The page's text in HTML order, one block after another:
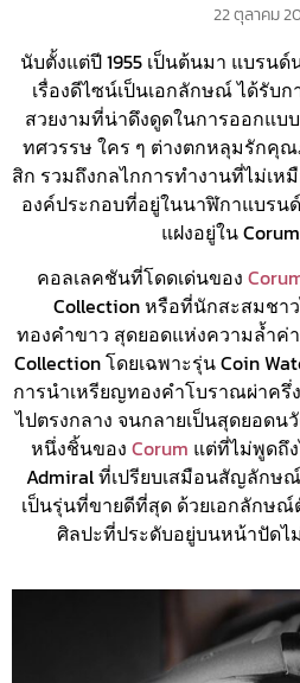
22 ตุลาคม
นับตั้งแต่ปี 1955 เป็นต้นมา แบร
เรื่องดีไซน์เป็นเอกลักษณ์ ได้รับ
สวยงามที่น่าดึงดูดในการออกแบ
ทศวรรษ ใคร ๆ ต่างตกหลุมรักคุ
สิก รวมถึงกลไกการทำงานที่ไม่เห
องค์ประกอบที่อยู่ในนาฬิกาแบร
แฝงอยู่ใน
คอลเลคชันที่โดดเด่นของ
Collection หรือที่นักสะสมชา
ทองคำขาว สุดยอดแห่งความล้ำค่
Collection โดยเฉพาะรุ่น Coin
การนำเหรียญทองคำโบราณผ่าครึ่
ไปตรงกลาง จนกลายเป็นสุดยอด
หนึ่งชิ้นของ Corum แต่ที่ไม่พูดถึ
Admiral ที่เปรียบเสมือนสัญลักษ
เป็นรุ่นที่ขายดีที่สุด ด้วยเอกลักษณ์
ศิลปะที่ประดับอยู่บนหน้าปัดไ